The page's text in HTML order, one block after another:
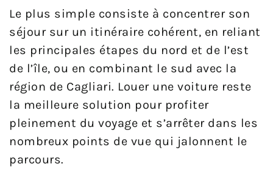
Le plus simple consiste à concentrer son
séjour sur un itinéraire cohérent, en reliant
les principales étapes du nord et de l’est
de l’île, ou en combinant le sud avec la
région de Cagliari. Louer une voiture reste
la meilleure solution pour profiter
pleinement du voyage et s’arrêter dans les
nombreux points de vue qui jalonnent le
parcours.